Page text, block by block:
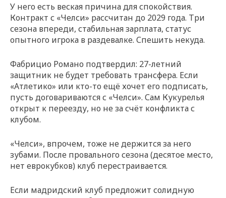
У него есть веская причина для спокойствия.
Контракт с «Челси» рассчитан до 2029 года. Три
сезона впереди, стабильная зарплата, статус
опытного игрока в раздевалке. Спешить некуда.
Фабрицио Романо подтвердил: 27-летний
защитник не будет требовать трансфера. Если
«Атлетико» или кто-то ещё хочет его подписать,
пусть договариваются с «Челси». Сам Кукурелья
открыт к переезду, но не за счёт конфликта с
клубом.
«Челси», впрочем, тоже не держится за него
зубами. После провального сезона (десятое место,
нет еврокубков) клуб перестраивается.
Если мадридский клуб предложит солидную